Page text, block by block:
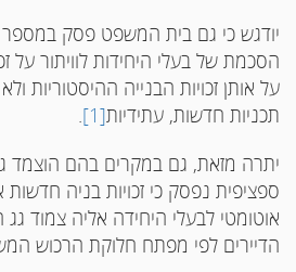
יודגש כי גם בית המשפט פסק
הסכמת של בעלי היחידות לוויתור על
על אותן זכויות הבנייה ההיסטוריות
תכניות חדשות, עתידיות[1]
.
יתרה מזאת, גם במקרים בהם הוצמד
ספציפית נפסק כי זכויות בניה חדשות
אוטומטי לבעלי היחידה אליה צמוד
הדיירים לפי מפתח חלוקת הרכוש